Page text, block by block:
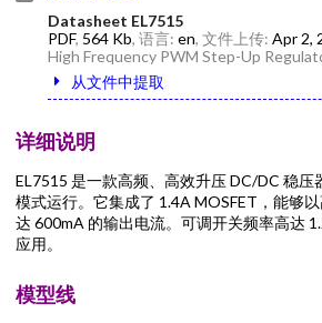
Datasheet EL7515
PDF, 564 Kb, 语言: en, 文件上传: Apr 2,
High Frequency PWM Step-Up
从文件中提取
详细说明
EL7515 是一款高频、高效升压 DC/DC 稳压
模式运行。它集成了 1.4A MOSFET，能够
达 600mA 的输出电流。可调开关频率高达
应用。
模型线